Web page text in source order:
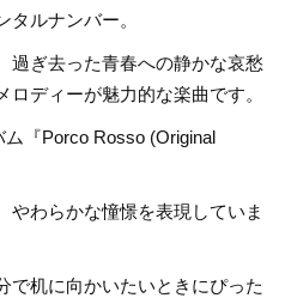
ルナンバー。
過ぎ去った青春への静かな哀愁
ディーが魅力的な楽曲です。
『Porco Rosso (Original
やわらかな憧憬を表現していま
で机に向かいたいときにぴった